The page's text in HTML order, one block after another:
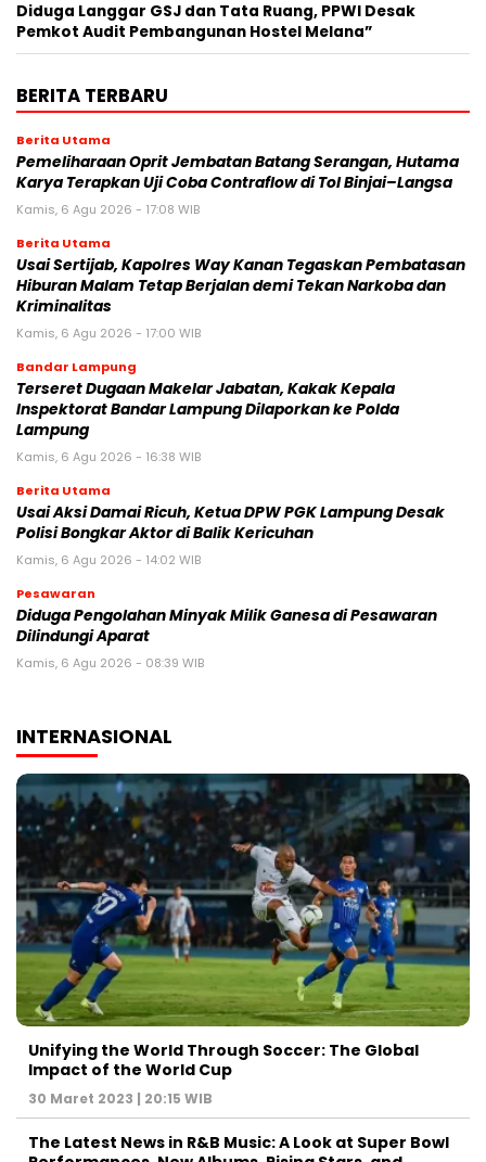
Diduga Langgar GSJ dan Tata Ruang, PPWI Desak
Pemkot Audit Pembangunan Hostel Melana”
BERITA TERBARU
Berita Utama
Pemeliharaan Oprit Jembatan Batang Serangan, Hutama
Karya Terapkan Uji Coba Contraflow di Tol Binjai–Langsa
Kamis, 6 Agu 2026 - 17:08 WIB
Berita Utama
Usai Sertijab, Kapolres Way Kanan Tegaskan Pembatasan
Hiburan Malam Tetap Berjalan demi Tekan Narkoba dan
Kriminalitas
Kamis, 6 Agu 2026 - 17:00 WIB
Bandar Lampung
Terseret Dugaan Makelar Jabatan, Kakak Kepala
Inspektorat Bandar Lampung Dilaporkan ke Polda
Lampung
Kamis, 6 Agu 2026 - 16:38 WIB
Berita Utama
Usai Aksi Damai Ricuh, Ketua DPW PGK Lampung Desak
Polisi Bongkar Aktor di Balik Kericuhan
Kamis, 6 Agu 2026 - 14:02 WIB
Pesawaran
Diduga Pengolahan Minyak Milik Ganesa di Pesawaran
Dilindungi Aparat
Kamis, 6 Agu 2026 - 08:39 WIB
INTERNASIONAL
Unifying the World Through Soccer: The Global
Impact of the World Cup
30 Maret 2023 | 20:15 WIB
The Latest News in R&B Music: A Look at Super Bowl